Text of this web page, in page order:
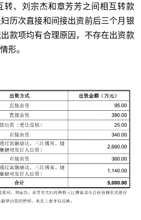
转、刘宗杰和章芳芳之间相互转款
历次直接和间接出资前后三个月银
款项均有合理原因，不存在出资款
形。